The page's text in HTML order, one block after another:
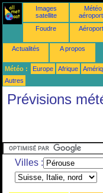
Images
satellite
Météo
Foudre
Actualités A propos
Météo : Europe Afrique
Autres
Prévisions
Villes :